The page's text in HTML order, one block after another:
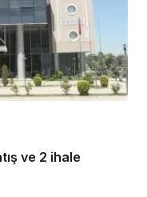
ve 2 ihale